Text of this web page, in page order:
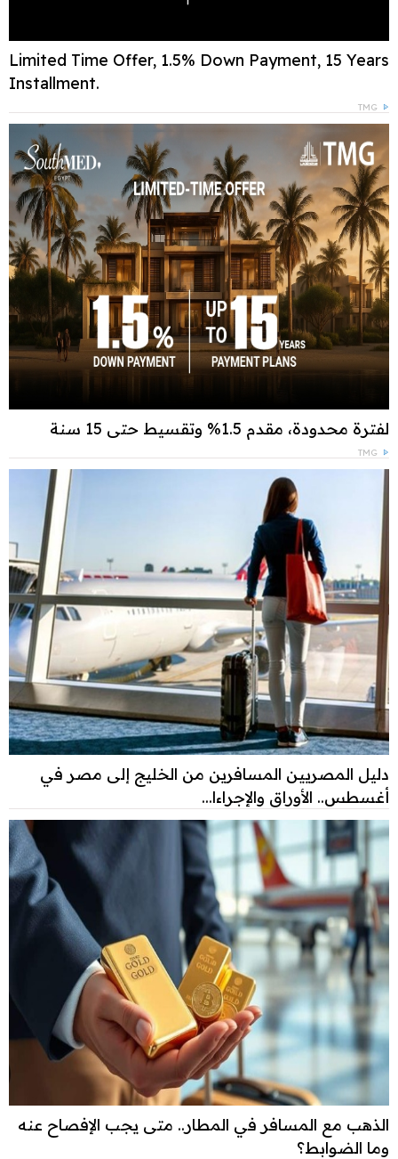
Limited Time Offer, 1.5% Down Payment, 15 Years
Installment.
TMG
لفترة محدودة، مقدم 1.5% وتقسيط حتى 15 سنة
TMG
دليل المصريين المسافرين من الخليج إلى مصر في
أغسطس.. الأوراق والإجراءا...
الذهب مع المسافر في المطار.. متى يجب الإفصاح عنه
وما الضوابط؟